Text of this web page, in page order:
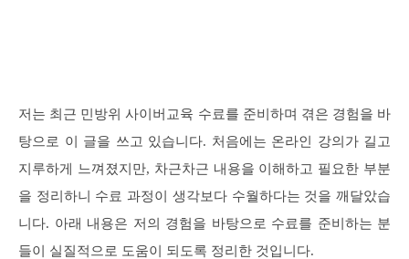
저는 최근 민방위 사이버교육 수료를 준비하며 겪은 경험을 바
탕으로 이 글을 쓰고 있습니다. 처음에는 온라인 강의가 길고
지루하게 느껴졌지만, 차근차근 내용을 이해하고 필요한 부분
을 정리하니 수료 과정이 생각보다 수월하다는 것을 깨달았습
니다. 아래 내용은 저의 경험을 바탕으로 수료를 준비하는 분
들이 실질적으로 도움이 되도록 정리한 것입니다.